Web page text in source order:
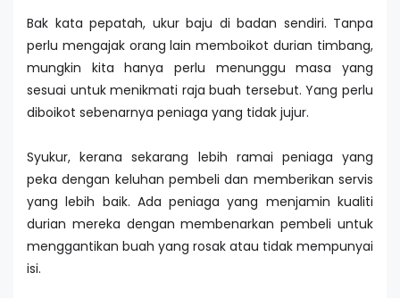
Bak kata pepatah, ukur baju di badan sendiri. Tanpa
perlu mengajak orang lain memboikot durian timbang,
mungkin kita hanya perlu menunggu masa yang
sesuai untuk menikmati raja buah tersebut. Yang perlu
diboikot sebenarnya peniaga yang tidak jujur.
Syukur, kerana sekarang lebih ramai peniaga yang
peka dengan keluhan pembeli dan memberikan servis
yang lebih baik. Ada peniaga yang menjamin kualiti
durian mereka dengan membenarkan pembeli untuk
menggantikan buah yang rosak atau tidak mempunyai
isi.